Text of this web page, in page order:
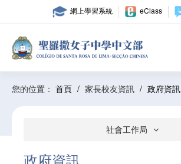
網上學習系統 eClass
您的位置： 首頁 / 家長校友資訊 / 政府資訊
社會工作局
政府資訊